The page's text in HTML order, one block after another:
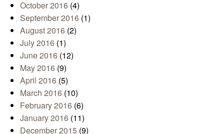
October 2016 (4)
September 2016 (1)
August 2016 (2)
July 2016 (1)
June 2016 (12)
May 2016 (9)
April 2016 (5)
March 2016 (10)
February 2016 (6)
January 2016 (11)
December 2015 (9)